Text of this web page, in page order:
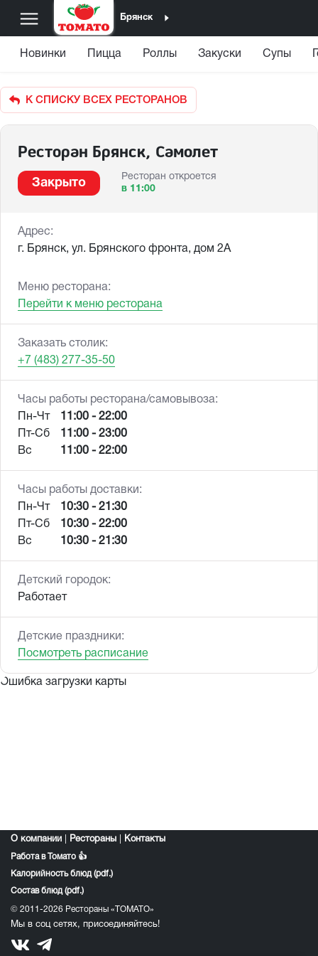
Брянск
Новинки Пицца Роллы Закуски Супы
К СПИСКУ ВСЕХ РЕСТОРАНОВ
Ресторан Брянск, Самолет
Закрыто
Ресторан откроется
в 11:00
Адрес:
г. Брянск, ул. Брянского фронта, дом 2А
Меню ресторана:
Перейти к меню ресторана
Заказать столик:
+7 (483) 277-35-50
Часы работы ресторана/самовывоза:
Пн-Чт
11:00 - 22:00
Пт-Сб
11:00 - 23:00
Вс
11:00 - 22:00
Часы работы доставки:
Пн-Чт
10:30 - 21:30
Пт-Сб
10:30 - 22:00
Вс
10:30 - 21:30
Детский городок:
Работает
Детские праздники:
Посмотреть расписание
Ошибка загрузки карты
О компании Рестораны Контакты
Работа в Томато 👍
Калорийность блюд (pdf.)
Состав блюд (pdf.)
© 2011-2026 Рестораны «ТОМАТО»
Мы в соц сетях, присоединяйтесь!